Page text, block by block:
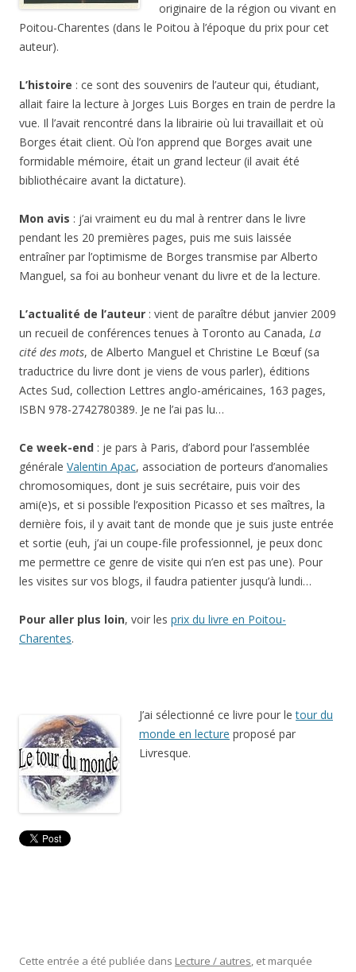
originaire de la région ou vivant en
Poitou-Charentes (dans le Poitou à l’époque du prix pour cet
auteur).
L’histoire : ce sont des souvenirs de l’auteur qui, étudiant,
allait faire la lecture à Jorges Luis Borges en train de perdre la
vue. Il l’avait rencontré dans la librairie où lui travaillait et où
Borges était client. Où l’on apprend que Borges avait une
formidable mémoire, était un grand lecteur (il avait été
bibliothécaire avant la dictature).
Mon avis : j’ai vraiment eu du mal à rentrer dans le livre
pendant les 20 premières pages, puis me suis laissée
entraîner par l’optimisme de Borges transmise par Alberto
Manguel, sa foi au bonheur venant du livre et de la lecture.
L’actualité de l’auteur : vient de paraître début janvier 2009
un recueil de conférences tenues à Toronto au Canada, La
cité des mots, de Alberto Manguel et Christine Le Bœuf (sa
traductrice du livre dont je viens de vous parler), éditions
Actes Sud, collection Lettres anglo-américaines, 163 pages,
ISBN 978-2742780389. Je ne l’ai pas lu…
Ce week-end : je pars à Paris, d’abord pour l’assemblée
générale Valentin Apac, association de porteurs d’anomalies
chromosomiques, dont je suis secrétaire, puis voir des
ami(e)s, et si possible l’exposition Picasso et ses maîtres, la
dernière fois, il y avait tant de monde que je suis juste entrée
et sortie (euh, j’ai un coupe-file professionnel, je peux donc
me permettre ce genre de visite qui n’en est pas une). Pour
les visites sur vos blogs, il faudra patienter jusqu’à lundi…
Pour aller plus loin, voir les prix du livre en Poitou-
Charentes.
J’ai sélectionné ce livre pour letour du
monde en lecture proposé par
Livresque.
Cette entrée a été publiée dans Lecture / autres, et marquée